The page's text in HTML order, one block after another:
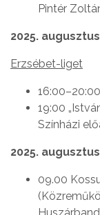
Pintér
2025.
Erzsébet-liget
19:00
Színházi
2025.
09.00